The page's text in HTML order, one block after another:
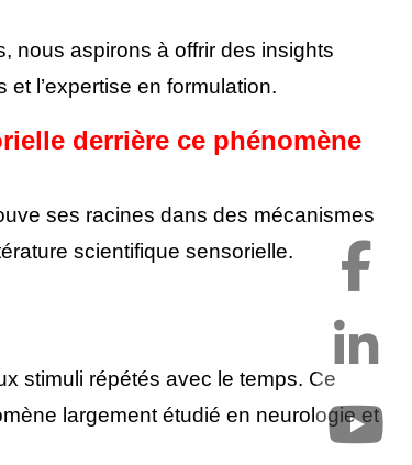
nous aspirons à offrir des insights
l’expertise en formulation.
derrière ce phénomène
ses racines dans des mécanismes
scientifique sensorielle.
stimuli répétés avec le temps. Ce
largement étudié en neurologie et